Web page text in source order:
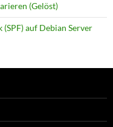
(Gelöst)
auf Debian Server